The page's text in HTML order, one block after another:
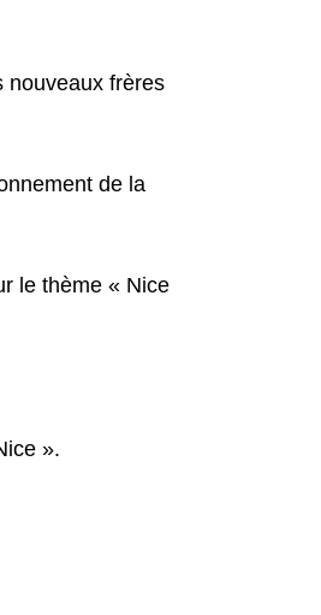
nouveaux frères
de la
le thème « Nice
».